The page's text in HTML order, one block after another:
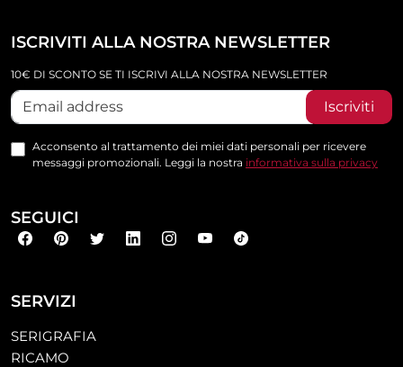
SERVIZI
SERIGRAFIA
RICAMO
ISCRIVITI ALLA NOSTRA NEWSLETTER
10€ DI SCONTO SE TI ISCRIVI ALLA NOSTRA NEWSLETTER
Iscriviti
Acconsento al trattamento dei miei dati personali per ricevere
messaggi promozionali. Leggi la nostra informativa sulla privacy
SEGUICI